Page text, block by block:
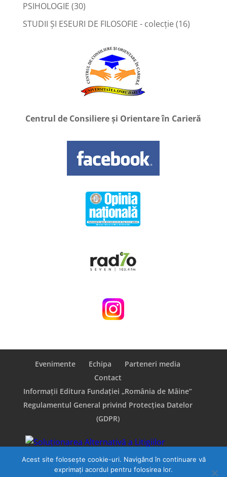
PSIHOLOGIE (30)
STUDII ȘI ESEURI DE FILOSOFIE - colecție(16)
Centrul de Consiliere și Orientare în Carieră
Evenimente Echipa
Parteneri media
Contact
Informații Editura Fundației „România de Mâine”
Regulamentul General privind Protecţiea Datelor
(GDPR)
Acest site folosește cookie-uri. Navigând în continuare vă
exprimați acordul pentru folosirea lor.